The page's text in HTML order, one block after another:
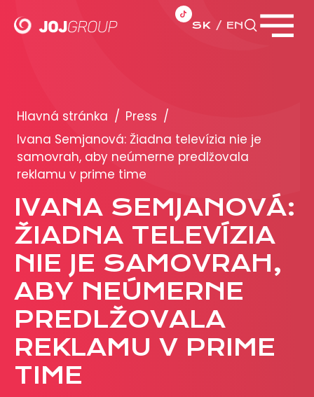
SK EN
Brandy
Produkty
PRODUKCIA
REKLAMA
Viac o reklamných formátoch
Obchodné podmienky
Prezentácia 2026
CASE STUDIES
O NÁS
Hlavná stránka / Press /
Ivana Semjanová: Žiadna televízia nie je
samovrah, aby neúmerne predlžovala
reklamu v prime time
IVANA SEMJANOVÁ:
ŽIADNA TELEVÍZIA
NIE JE SAMOVRAH,
ABY NEÚMERNE
PREDLŽOVALA
REKLAMU V PRIME
TIME